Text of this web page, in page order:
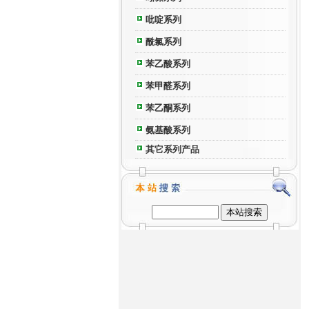
吡啶系列
酰氯系列
苯乙酸系列
苯甲醛系列
苯乙酮系列
氨基酸系列
其它系列产品